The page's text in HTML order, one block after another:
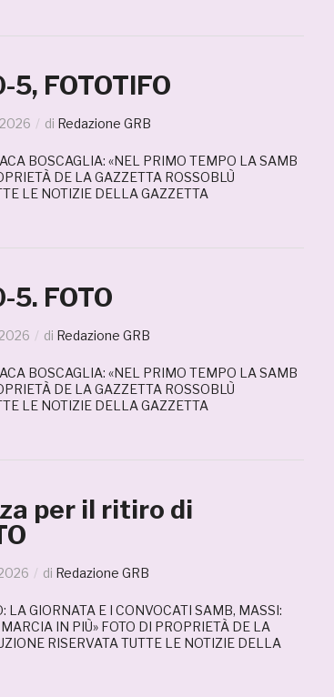
FOTOTIFO
di Redazione GRB
BOSCAGLIA: «NEL PRIMO TEMPO LA SAMB
DE LA GAZZETTA ROSSOBLÙ
LE NOTIZIE DELLA GAZZETTA
FOTO
di Redazione GRB
BOSCAGLIA: «NEL PRIMO TEMPO LA SAMB
DE LA GAZZETTA ROSSOBLÙ
LE NOTIZIE DELLA GAZZETTA
per il ritiro di
di Redazione GRB
LA GIORNATA E I CONVOCATI SAMB, MASSI:
IN PIÙ» FOTO DI PROPRIETÀ DE LA
RISERVATA TUTTE LE NOTIZIE DELLA